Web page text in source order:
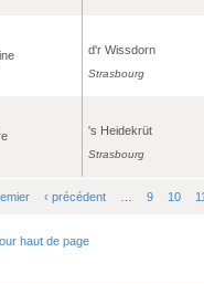
d'r Wissdorn
Strasbourg
's Heidekrüt
Strasbourg
‹ précédent 9 10
haut de page